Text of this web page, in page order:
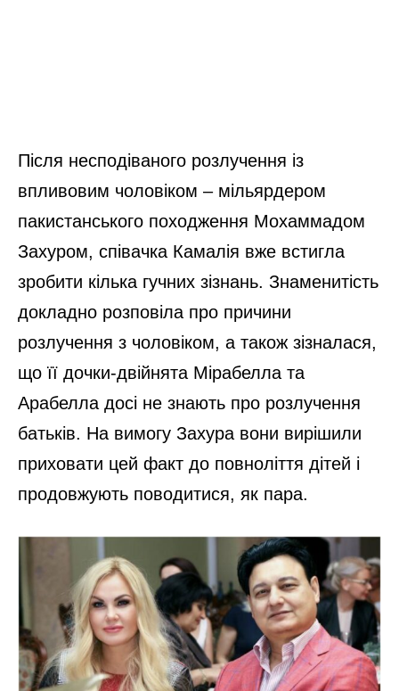
Після несподіваного розлучення із
впливовим чоловіком – мільярдером
пакистанського походження Мохаммадом
Захуром, співачка Камалія вже встигла
зробити кілька гучних зізнань. Знаменитість
докладно розповіла про причини
розлучення з чоловіком, а також зізналася,
що її дочки-двійнята Мірабелла та
Арабелла досі не знають про розлучення
батьків. На вимогу Захура вони вирішили
приховати цей факт до повноліття дітей і
продовжують поводитися, як пара.